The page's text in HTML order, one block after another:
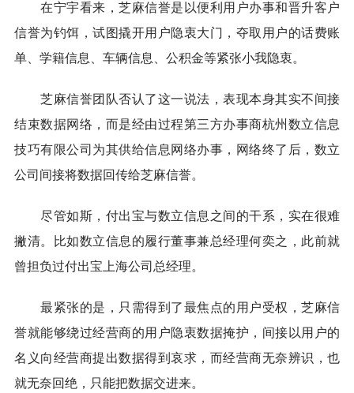
在宁宇看来，芝麻信誉是以便利用户办事和晋升客户
信誉为钓饵，试图撬开用户隐衷大门，夺取用户的话费账
单、学籍信息、车辆信息、公积金等紧张小我隐衷。
芝麻信誉团队否认了这一说法，表现本身其实不间接
结束数据网络，而是经由过程第三方办事商杭州数立信息
技巧有限公司为其供给信息网络办事，网络终了后，数立
公司间接将数据回传给芝麻信誉。
尽管如斯，付出宝与数立信息之间的干系，实在很难
撇清。比如数立信息的履行董事兼总经理何奕之，此前就
曾担负过付出宝上海公司总经理。
最紧张的是，只需得到了最焦点的用户受权，芝麻信
誉就能够绕过经营商的用户隐衷数据掩护，间接以用户的
名义向经营商提出数据得到哀求，而经营商无奈辨识，也
就无奈回绝，只能把数据交进来。